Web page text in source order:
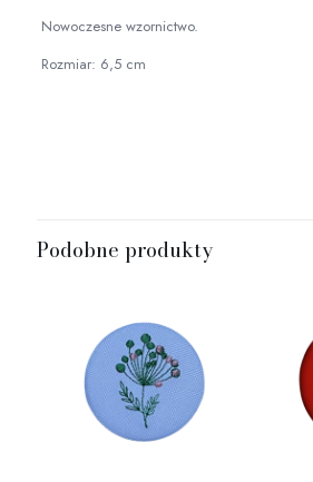
Nowoczesne wzornictwo.
Rozmiar: 6,5 cm
Podobne produkty